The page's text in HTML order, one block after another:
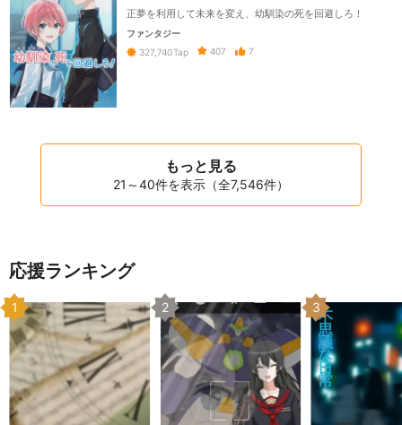
正夢を利用して未来を変え、幼馴染の死を回避しろ！
ファンタジー
327,740Tap 407 7
もっと見る
21～40件を表示（全7,546件）
応援ランキング